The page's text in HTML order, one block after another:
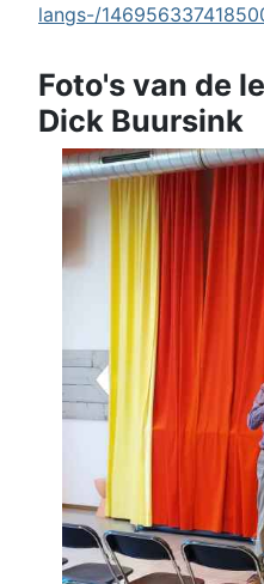
langs-/
Foto's van de
Dick Buursink